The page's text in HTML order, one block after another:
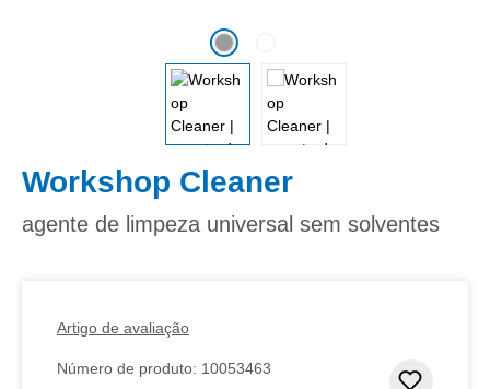
Workshop Cleaner
agente de limpeza universal sem solventes
Artigo de avaliação
Número de produto: 10053463